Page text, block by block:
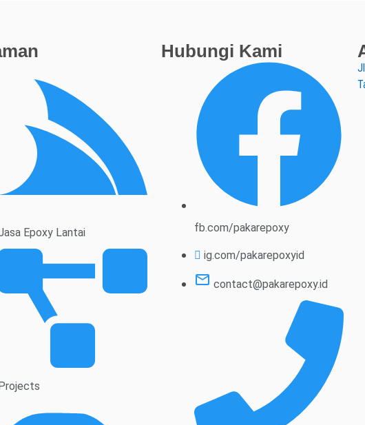
Epoxy Lantai
Hubungi Kami
fb.com/pakarepoxy
ig.com/pakarepoxyid
contact@pakarepoxy.id